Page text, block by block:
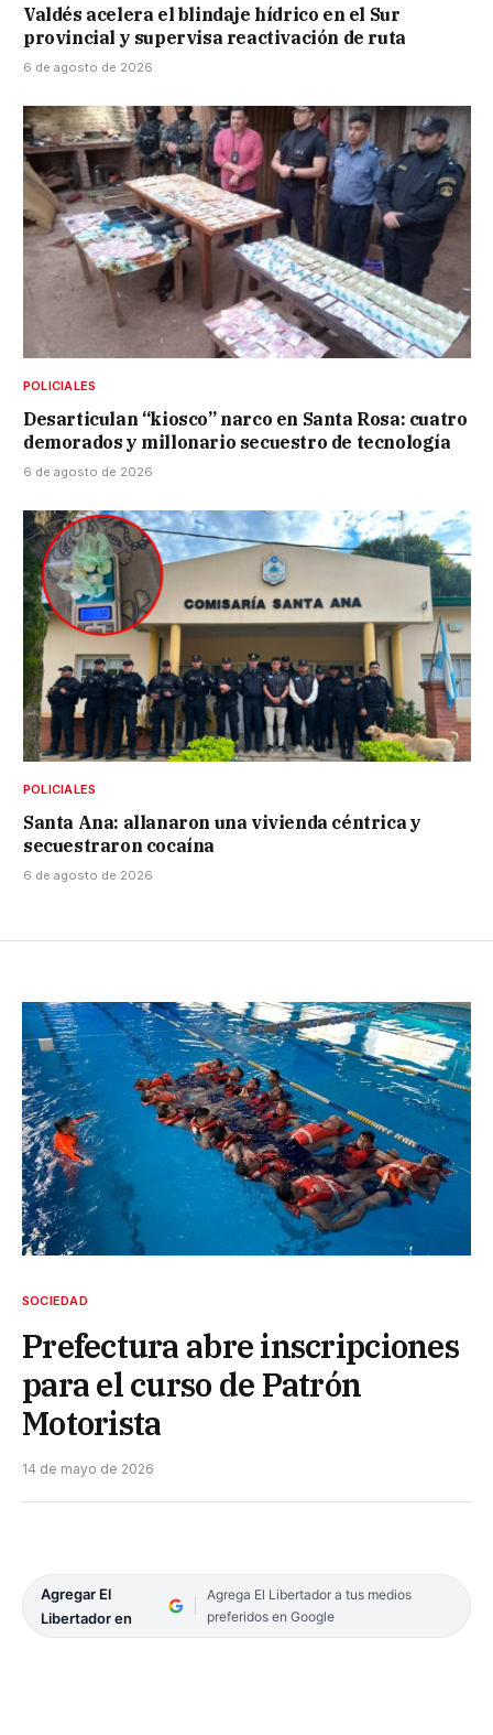
Valdés acelera el blindaje hídrico en el Sur
provincial y supervisa reactivación de ruta
6 de agosto de 2026
POLICIALES
Desarticulan “kiosco” narco en Santa Rosa: cuatro
demorados y millonario secuestro de tecnología
6 de agosto de 2026
POLICIALES
Santa Ana: allanaron una vivienda céntrica y
secuestraron cocaína
6 de agosto de 2026
SOCIEDAD
Prefectura abre inscripciones
para el curso de Patrón
Motorista
14 de mayo de 2026
Agregar El
Libertador en
Agrega El Libertador a tus medios
preferidos en Google